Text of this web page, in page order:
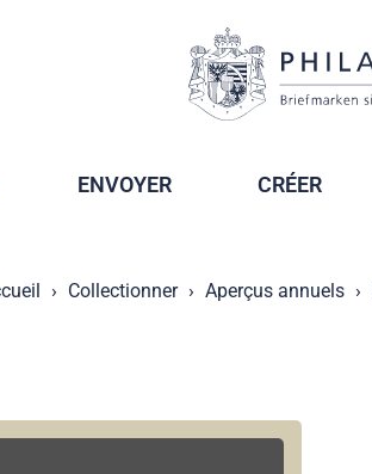
ENVOYER CRÉER
Collectionner Aperçus annuels